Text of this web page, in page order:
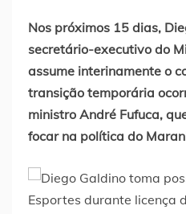
Nos próximos 15 dias,
secretário-executivo do
assume interinamente o
transição temporária
ministro André Fufuca,
focar na política do